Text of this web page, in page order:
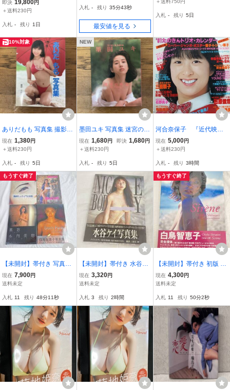
☆ほしのあすか☆星野明
ン2004
即決 19,800円
＋送料230円
入札 - 残り 1日
入札 - 残り 35分42秒
最安値を見る
入札 - 残り 5日
10%対象
ありだもも 写真集 撮影
日影海
現在 1,380円
＋送料230円
入札 - 残り 5日
NEW
墨田ユキ 写真集 迷宮の吐
息 Sigh at Labyrinth 1993
年
現在 1,680円 即決 1,680円
＋送料230円
入札 - 残り 5日
河合奈保子 『近代映
画』 ☆全208ページの
内、巻頭14ページ欠落☆
子 石野真子 田原俊
彦 近藤真彦 レア 貴
重
現在 5,000円
＋送料230円
入札 - 残り 3時間
もうすぐ終了
【未開封】帯付き 写真集
4点 まとめ 白鳥智恵子/木
内美穂/水谷リカ/池田しょ
現在 7,900円
送料未定
入札 11 残り 48分10秒
【未開封】帯付き 水谷ケ
イ 写真集 NICE BODY ナ
イスボディ 山岸伸 撮影
スト写真集 現状品【IE18
2】i
現在 3,320円
送料未定
入札 3 残り 2時間
もうすぐ終了
【未開封】帯付き 初版 集
英社 白鳥智恵子 Chieko S
hiratori 写真集 シレーヌ S
mauchi 保管品【JN129】
現在 4,300円
送料未定
入札 11 残り 50分1秒